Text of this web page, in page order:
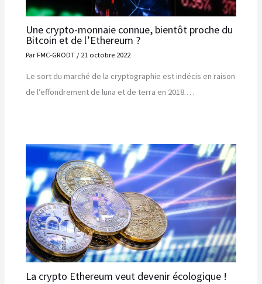
Une crypto-monnaie connue, bientôt proche du
Bitcoin et de l’Ethereum ?
ParFMC-GRODT /21 octobre 2022
Le sort du marché de la cryptographie est indécis en raison
de l’effondrement de luna et de terra en 2018.…
La crypto Ethereum veut devenir écologique !